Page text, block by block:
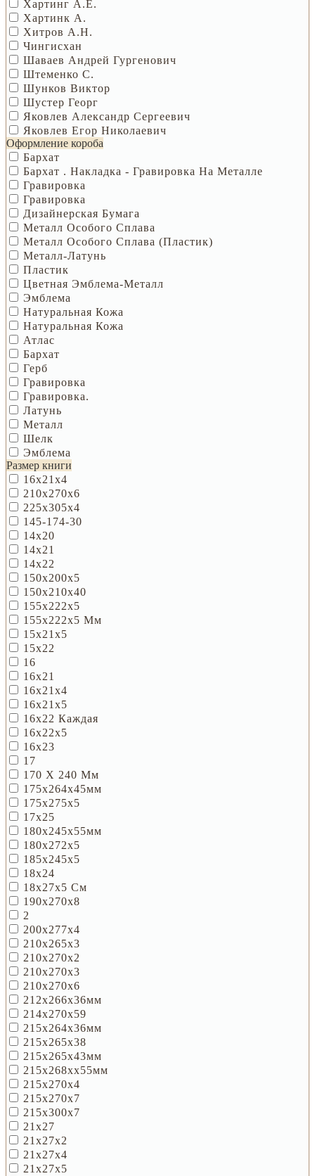
Хартинг А.Е.
Хартинк А.
Хитров А.Н.
Чингисхан
Шаваев Андрей Гургенович
Штеменко С.
Шунков Виктор
Шустер Георг
Яковлев Александр Сергеевич
Яковлев Егор Николаевич
Оформление короба
Бархат
Бархат . Накладка - Гравировка На Металле
Гравировка
Гравировка
Дизайнерская Бумага
Металл Особого Сплава
Металл Особого Сплава (пластик)
Металл-Латунь
Пластик
Цветная Эмблема-Металл
Эмблема
Натуральная Кожа
Натуральная Кожа
Атлас
Бархат
Герб
Гравировка
Гравировка.
Латунь
Металл
Шелк
Эмблема
Размер книги
16х21х4
210х270х6
225х305х4
145-174-30
14х20
14х21
14х22
150х200х5
150х210х40
155х222х5
155х222х5 Мм
15х21х5
15х22
16
16х21
16х21х4
16х21х5
16х22 Каждая
16х22х5
16х23
17
170 Х 240 Мм
175х264х45мм
175х275х5
17х25
180х245х55мм
180х272х5
185х245х5
18х24
18х27х5 См
190х270х8
2
200х277х4
210х265х3
210х270х2
210х270х3
210х270х6
212х266х36мм
214х270х59
215х264х36мм
215х265х38
215х265х43мм
215х268хх55мм
215х270х4
215х270х7
215х300х7
21х27
21х27х2
21х27х4
21х27х5